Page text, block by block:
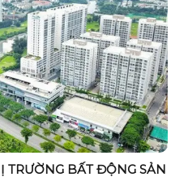
TRƯỜNG BẤT ĐỘNG SẢN